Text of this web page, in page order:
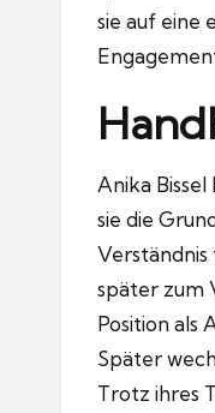
sie auf eine
Anika
sie die
später zum
Position als
Später
Trotz ihres